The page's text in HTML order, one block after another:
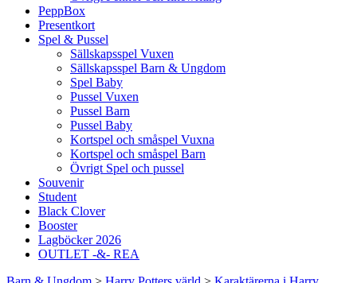
PeppBox
Presentkort
Spel & Pussel
Sällskapsspel Vuxen
Sällskapsspel Barn & Ungdom
Spel Baby
Pussel Vuxen
Pussel Barn
Pussel Baby
Kortspel och småspel Vuxna
Kortspel och småspel Barn
Övrigt Spel och pussel
Souvenir
Student
Black Clover
Booster
Lagböcker 2026
OUTLET -&- REA